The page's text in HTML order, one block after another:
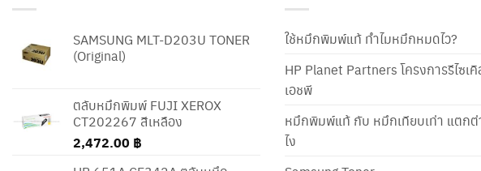
SAMSUNG MLT-D203U TONER
(Original)
ตลับหมึกพิมพ์ FUJI XEROX
CT202267 สีเหลือง
2,472.00 ฿
ใช้หมึกพิมพ์แท้ ทำไมหมึกหมดไว?
HP Planet Partners โครงการรีไซเ
เอชพี
หมึกพิมพ์แท้ กับ หมึกเทียบเท่า แตก
ไง